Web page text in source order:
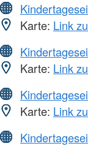
Karte: Link
Karte: Link
Karte: Link